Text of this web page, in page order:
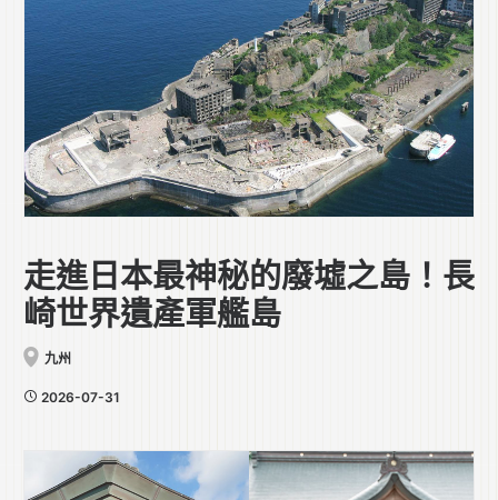
走進日本最神秘的廢墟之島！長
崎世界遺產軍艦島
九州
2026-07-31